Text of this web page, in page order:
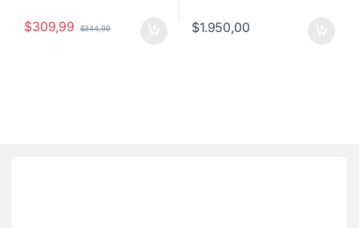
$309,99 $344,99 $1.950,00